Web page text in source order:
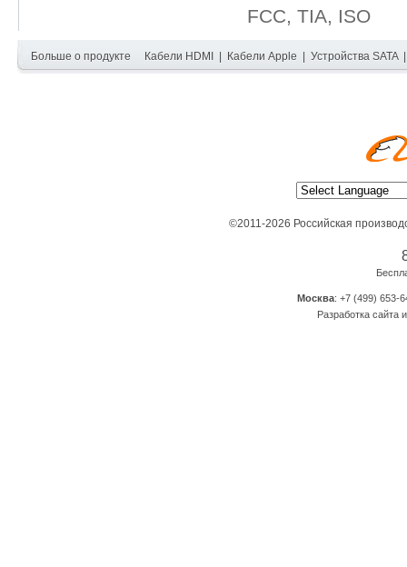
FCC, TIA, ISO
Больше о продукте Кабели HDMI Кабели Apple Устройства SATA
©2011-2026 Российская
Москва: +7 (499) 653-
Разработка сайта